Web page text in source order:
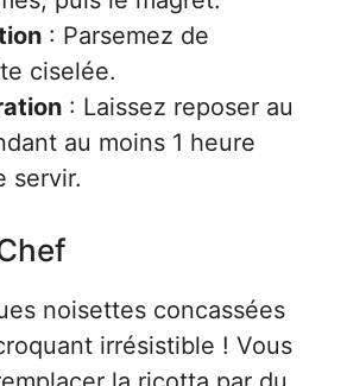
: Parsemez de
ciselée.
: Laissez reposer au
au moins 1 heure
servir.
noisettes concassées
irrésistible ! Vous